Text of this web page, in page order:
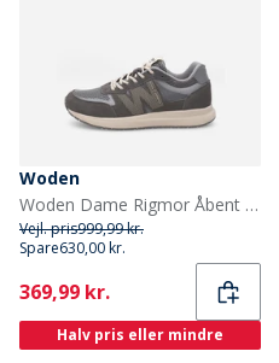
Woden
Woden Dame Rigmor Åbent Mesh Sneakers 051 Dark Grey
Vejl. pris999,99 kr.
Spare630,00 kr.
Current
369,99 kr.
Halv pris eller mindre